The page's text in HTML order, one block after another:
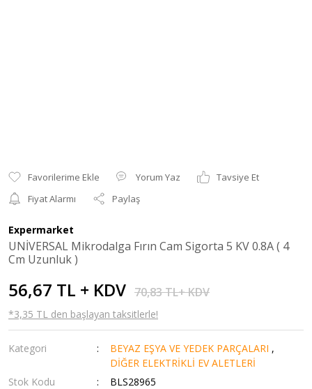
Yorum Yaz
Tavsiye Et
Fiyat Alarmı
Paylaş
Expermarket
UNİVERSAL Mikrodalga Fırın Cam Sigorta 5 KV 0.8A ( 4
Cm Uzunluk )
56,67 TL + KDV 70,83 TL+ KDV
*3,35 TL den başlayan taksitlerle!
Kategori BEYAZ EŞYA VE YEDEK PARÇALARI ,
DİĞER ELEKTRİKLİ EV ALETLERİ
Stok Kodu
BLS28965